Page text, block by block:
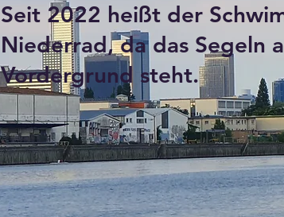
Seit 2022 heißt der
Niederrad, da das Segeln
Vordergrund steht.